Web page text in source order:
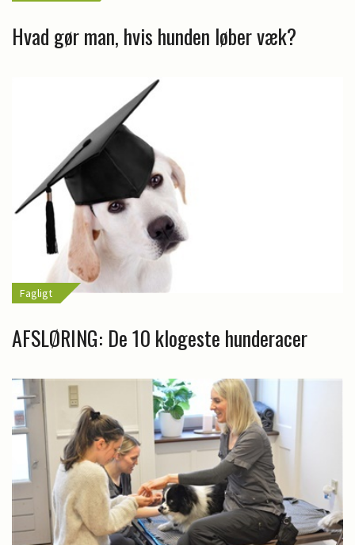
Hvad gør man, hvis hunden løber væk?
Fagligt
AFSLØRING: De 10 klogeste hunderacer